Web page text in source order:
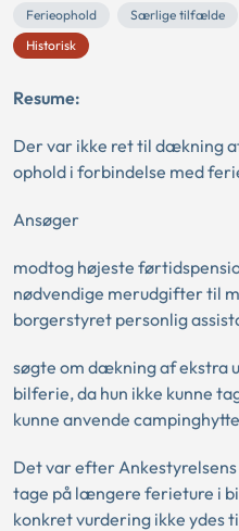
Ferieophold Særlige tilfælde
Historisk
Resume:
Der var ikke ret til dækning
ophold i forbindelse med
Ansøger
modtog højeste
nødvendige merudgifter til
borgerstyret personlig
søgte om dækning af ekstra
bilferie, da hun ikke kunne
kunne anvende
Det var efter
tage på længere ferieture i
konkret vurdering ikke ydes